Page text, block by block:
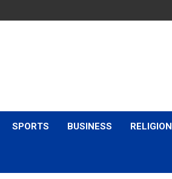
SPORTS BUSINESS RELIGION